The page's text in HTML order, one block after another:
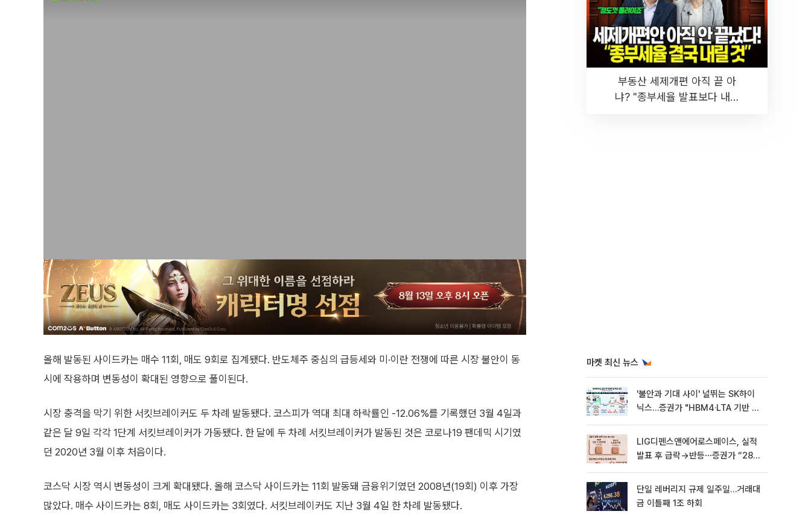
올해 발동된 사이드카는 매수 11회, 매도 9회로 집계됐다. 반도체주 중심의 급등세와 미·이란 전쟁에 따른 시장 불안이 동
시에 작용하며 변동성이 확대된 영향으로 풀이된다.
시장 충격을 막기 위한 서킷브레이커도 두 차례 발동됐다. 코스피가 역대 최대 하락률인 -12.06%를 기록했던 3월 4일과
같은 달 9일 각각 1단계 서킷브레이커가 가동됐다. 한 달에 두 차례 서킷브레이커가 발동된 것은 코로나19 팬데믹 시기였
던 2020년 3월 이후 처음이다.
코스닥 시장 역시 변동성이 크게 확대됐다. 올해 코스닥 사이드카는 11회 발동돼 금융위기였던 2008년(19회) 이후 가장
많았다. 매수 사이드카는 8회, 매도 사이드카는 3회였다. 서킷브레이커도 지난 3월 4일 한 차례 발동됐다.
부동산 세제개편 아직 끝 아
냐? "종부세율 발표보다 내릴
마켓 최신 뉴스
'불안과 기대 사이' 널뛰는 SK하이
닉스…증권가 "HBM4·LTA 기반 펀
LIG디펜스앤에어로스페이스, 실적
발표 후 급락→반등⋯증권가 “28년
단일 레버리지 규제 일주일…거래대
금 이틀째 1조 하회